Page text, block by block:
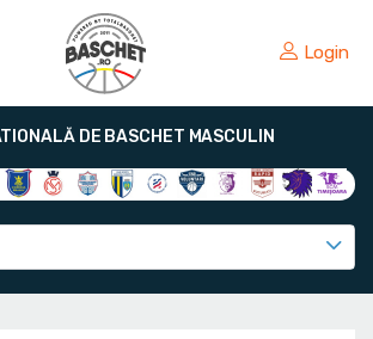
Login
DE BASCHET MASCULIN